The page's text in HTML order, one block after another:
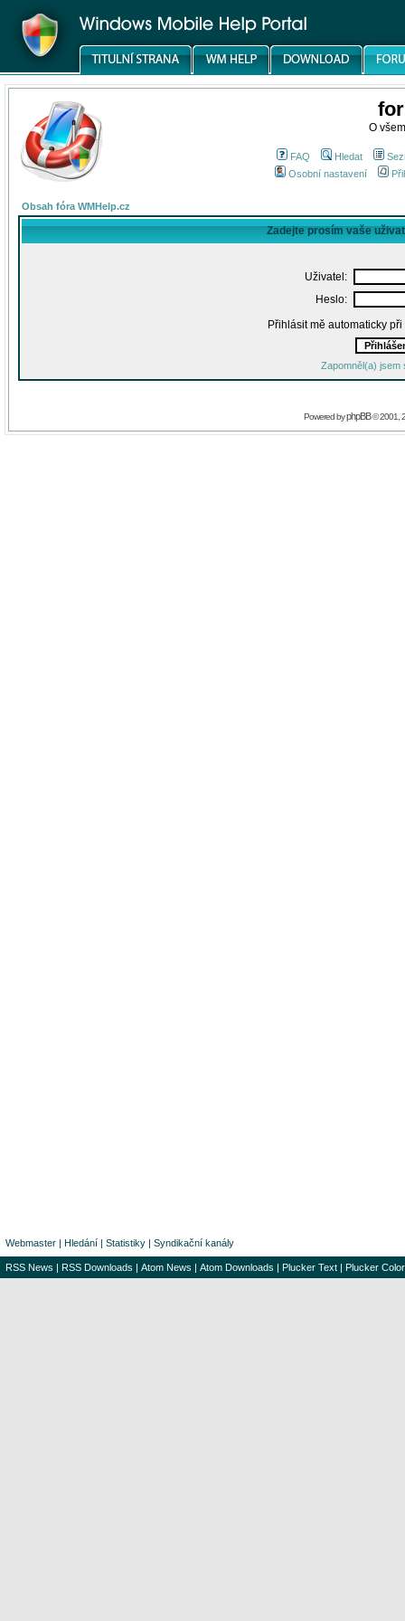
O
FAQ Hledat
Osobní nastavení
Obsah fóra WMHelp.cz
Zadejte prosím vaše
Uživatel:
Heslo:
Přihlásit mě automaticky
Zapomněl(a) jsem
Powered byphpBB© 2001,
Webmaster | Hledání | Statistiky | Syndikační kanály
RSS News | RSS Downloads | Atom News | Atom Downloads | Plucker Text | Plucker Color